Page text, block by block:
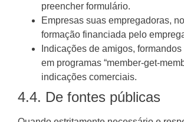
preencher formulário.
Empresas suas empregadoras,
formação financiada pelo
Indicações de amigos,
em programas “member-get-
indicações comerciais.
4.4. De fontes públicas